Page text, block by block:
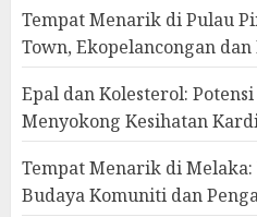
Tempat Menarik di Pulau
Town, Ekopelancongan
Epal dan Kolesterol:
Menyokong Kesihatan
Tempat Menarik di Melaka:
Budaya Komuniti dan